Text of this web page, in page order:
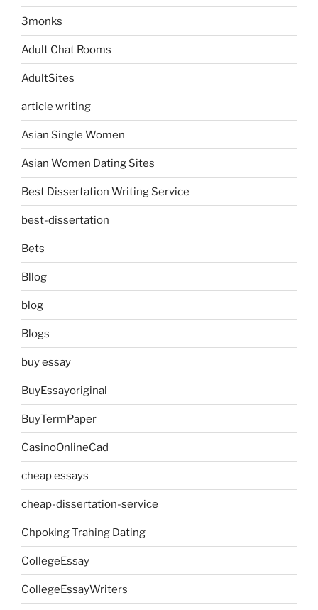
3monks
Adult Chat Rooms
AdultSites
article writing
Asian Single Women
Asian Women Dating Sites
Best Dissertation Writing Service
best-dissertation
Bets
Bllog
blog
Blogs
buy essay
BuyEssayoriginal
BuyTermPaper
CasinoOnlineCad
cheap essays
cheap-dissertation-service
Chpoking Trahing Dating
CollegeEssay
CollegeEssayWriters